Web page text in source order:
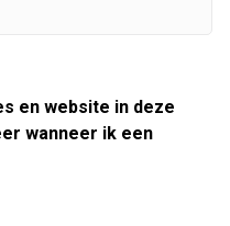
en website in deze
wanneer ik een